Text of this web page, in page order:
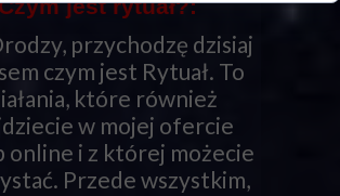
jest rytuał?:
przychodzę dzisiaj
czym jest Rytuał. To
które również
w mojej ofercie
online i z której możecie
Przede wszystkim,